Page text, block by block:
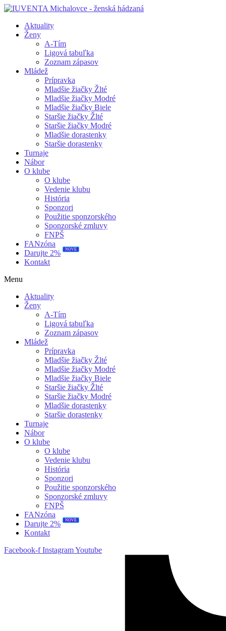
Aktuality
Ženy
A-Tím
Ligová tabuľka
Zoznam zápasov
Mládež
Prípravka
Mladšie žiačky Žlté
Mladšie žiačky Modré
Mladšie žiačky Biele
Staršie žiačky Žlté
Staršie žiačky Modré
Mladšie dorastenky
Staršie dorastenky
Turnaje
Nábor
O klube
O klube
Vedenie klubu
História
Sponzori
Použitie sponzorského
Sponzorské zmluvy
FNPŠ
FANzóna
Darujte 2%
NOVÉ
Kontakt
Menu
Aktuality
Ženy
A-Tím
Ligová tabuľka
Zoznam zápasov
Mládež
Prípravka
Mladšie žiačky Žlté
Mladšie žiačky Modré
Mladšie žiačky Biele
Staršie žiačky Žlté
Staršie žiačky Modré
Mladšie dorastenky
Staršie dorastenky
Turnaje
Nábor
O klube
O klube
Vedenie klubu
História
Sponzori
Použitie sponzorského
Sponzorské zmluvy
FNPŠ
FANzóna
Darujte 2%
NOVÉ
Kontakt
Facebook-f InstagramYoutube